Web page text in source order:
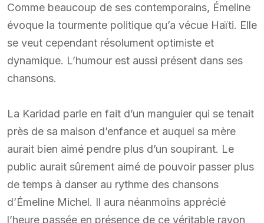
Comme beaucoup de ses contemporains, Émeline
évoque la tourmente politique qu’a vécue Haïti. Elle
se veut cependant résolument optimiste et
dynamique. L’humour est aussi présent dans ses
chansons.
La Karidad parle en fait d’un manguier qui se tenait
près de sa maison d’enfance et auquel sa mère
aurait bien aimé pendre plus d’un soupirant. Le
public aurait sûrement aimé de pouvoir passer plus
de temps à danser au rythme des chansons
d’Émeline Michel. Il aura néanmoins apprécié
l’heure passée en présence de ce véritable rayon